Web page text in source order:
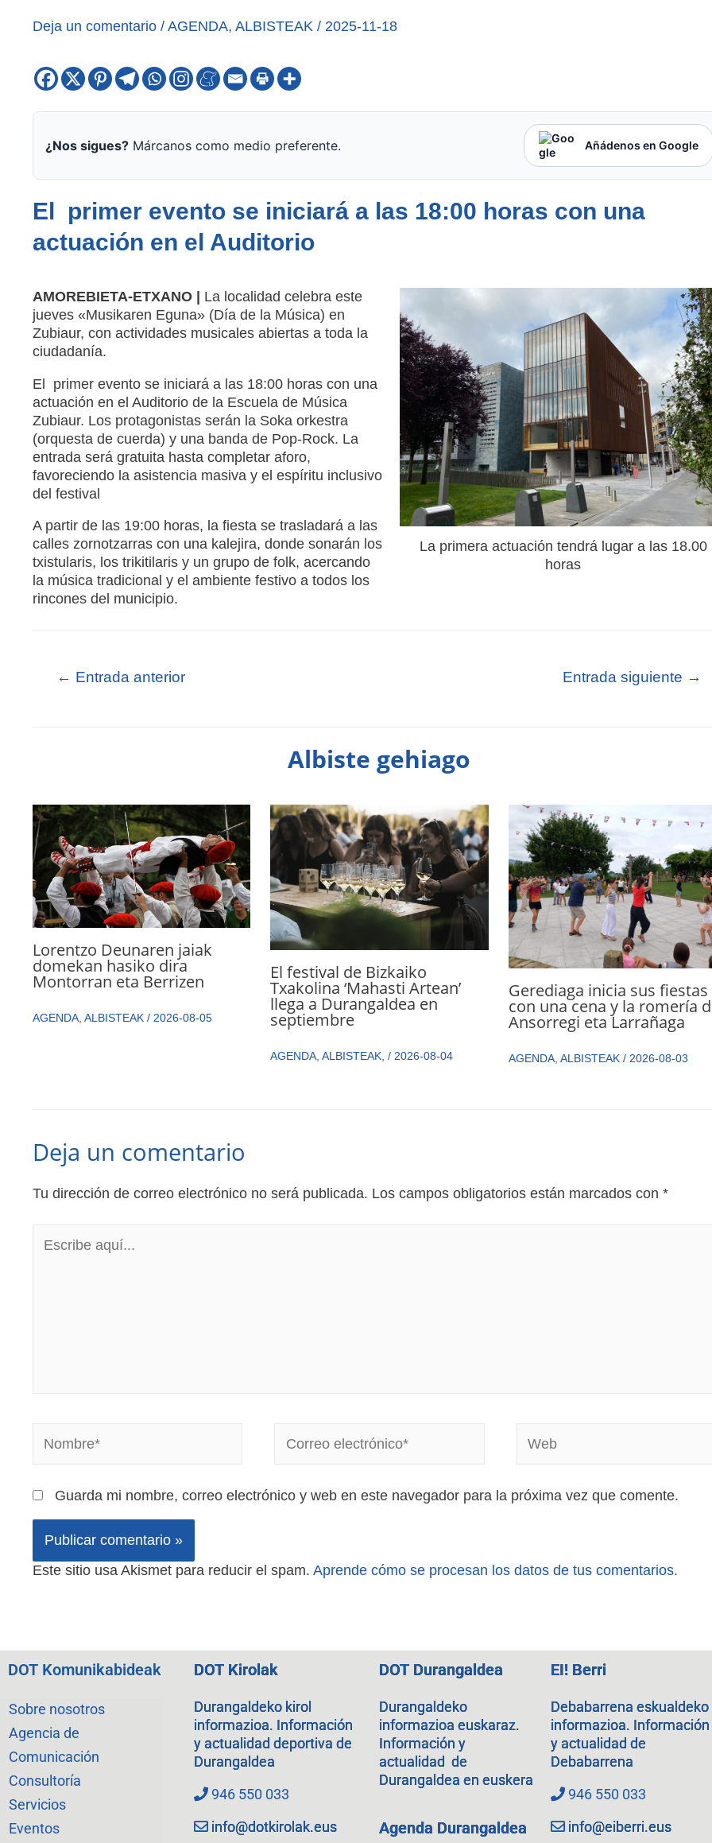
Deja un comentario / AGENDA, ALBISTEAK / 2025-11-18
¿Nos sigues?Márcanos como medio preferente. Añádenos en Google
El primer evento se iniciará a las 18:00 horas con una
actuación en el Auditorio
La primera actuación tendrá lugar a las 18.00
horas
AMOREBIETA-ETXANO | La localidad celebra este
jueves «Musikaren Eguna» (Día de la Música) en
Zubiaur, con actividades musicales abiertas a toda la
ciudadanía.
El primer evento se iniciará a las 18:00 horas con una
actuación en el Auditorio de la Escuela de Música
Zubiaur. Los protagonistas serán la Soka orkestra
(orquesta de cuerda) y una banda de Pop-Rock. La
entrada será gratuita hasta completar aforo,
favoreciendo la asistencia masiva y el espíritu inclusivo
del festival
A partir de las 19:00 horas, la fiesta se trasladará a las
calles zornotzarras con una kalejira, donde sonarán los
txistularis, los trikitilaris y un grupo de folk, acercando
la música tradicional y el ambiente festivo a todos los
rincones del municipio.
← Entrada anterior Entrada siguiente →
Albiste gehiago
Lorentzo Deunaren jaiak
domekan hasiko dira
Montorran eta Berrizen
AGENDA, ALBISTEAK/ 2026-08-05
El festival de Bizkaiko
Txakolina ‘Mahasti Artean’
llega a Durangaldea en
septiembre
AGENDA,ALBISTEAK,/2026-08-04
Gerediaga inicia sus fiestas
con una cena y la romería
Ansorregi eta Larrañaga
AGENDA, ALBISTEAK/ 2026-08-03
Deja un comentario
Tu dirección de correo electrónico no será publicada. Los campos obligatorios están marcados con *
Guarda mi nombre, correo electrónico y web en este navegador para la próxima vez que comente.
Este sitio usa Akismet para reducir el spam. Aprende cómo se procesan los datos de tus comentarios.
DOT Komunikabideak
Sobre nosotros
Agencia de
Comunicación
Consultoría
Servicios
Eventos
DOT Kirolak
Durangaldeko kirol
informazioa. Información
y actualidad deportiva de
Durangaldea
946 550 033
info@dotkirolak.eus
DOT Durangaldea
Durangaldeko
informazioa euskaraz.
Información y
actualidad de
Durangaldea en euskera
Agenda Durangaldea
EI! Berri
Debabarrena eskualdeko
informazioa. Información
y actualidad de
Debabarrena
946 550 033
info@eiberri.eus